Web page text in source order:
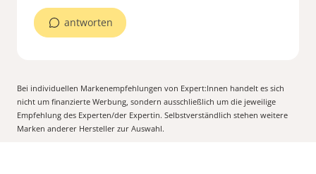
antworten
Bei individuellen Markenempfehlungen von Expert:Innen handelt es sich
nicht um finanzierte Werbung, sondern ausschließlich um die jeweilige
Empfehlung des Experten/der Expertin. Selbstverständlich stehen weitere
Marken anderer Hersteller zur Auswahl.